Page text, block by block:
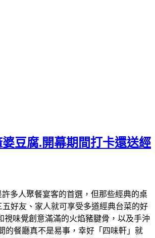
豆腐.開幕期間打卡還送經
許多人聚餐宴客的首選，但那些經典的桌
好友、家人就可享受多道經典台菜的好
味覺創意滿滿的火焰豬腱骨，以及手沖
的餐廳真不是易事，幸好「四味軒」就